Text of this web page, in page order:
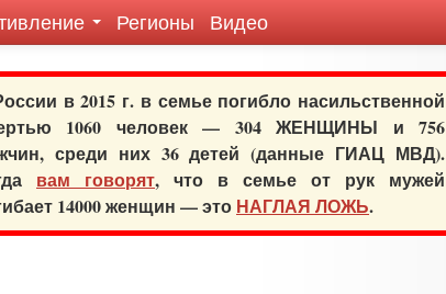
Регионы Видео
в 2015 г. в семье погибло насильственной
1060 человек — 304 ЖЕНЩИНЫ и 756
среди них 36 детей (данные ГИАЦ МВД).
вам говорят, что в семье от рук мужей
14000 женщин — это НАГЛАЯ ЛОЖЬ.